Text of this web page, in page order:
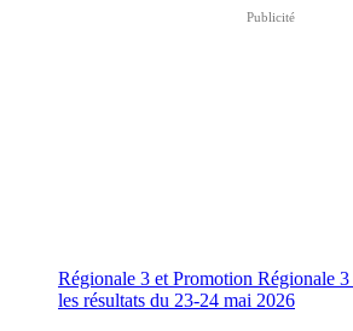
Régionale 3 et Promotion Régionale 3
les résultats du 23-24 mai 2026